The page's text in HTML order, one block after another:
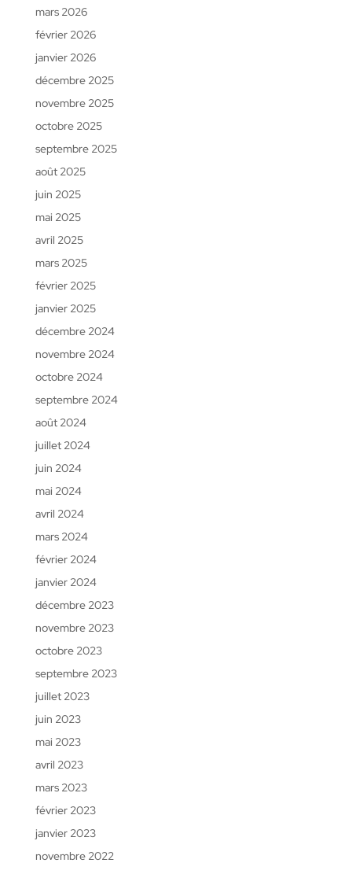
mars 2026
février 2026
janvier 2026
décembre 2025
novembre 2025
octobre 2025
septembre 2025
août 2025
juin 2025
mai 2025
avril 2025
mars 2025
février 2025
janvier 2025
décembre 2024
novembre 2024
octobre 2024
septembre 2024
août 2024
juillet 2024
juin 2024
mai 2024
avril 2024
mars 2024
février 2024
janvier 2024
décembre 2023
novembre 2023
octobre 2023
septembre 2023
juillet 2023
juin 2023
mai 2023
avril 2023
mars 2023
février 2023
janvier 2023
novembre 2022